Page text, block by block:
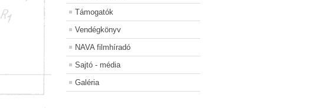
Támogatók
Vendégkönyv
NAVA filmhíradó
Sajtó - média
Galéria